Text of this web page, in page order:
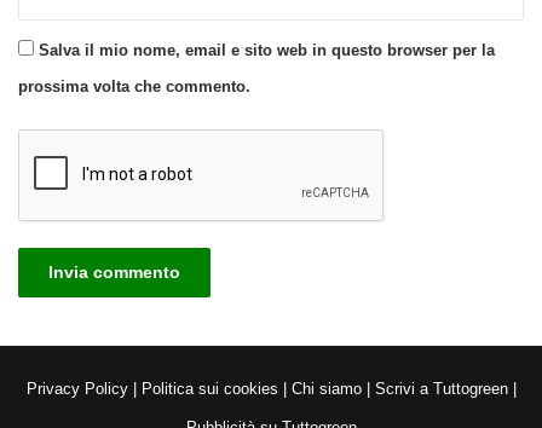
Salva il mio nome, email e sito web in questo browser per la
prossima volta che commento.
Privacy Policy| Politica sui cookies Chi siamo| Scrivi a Tuttogreen|